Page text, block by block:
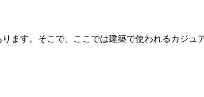
ます。そこで、ここでは建築で使われるカジュ